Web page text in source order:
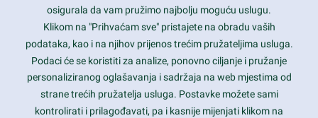
Latest trends and much more...
Contact Info
1600 Amphitheatre Parkway, Mountain View, CA 94043
osigurala da vam pružimo najbolju moguću uslugu.
Klikom na "Prihvaćam sve" pristajete na obradu vaših
podataka, kao i na njihov prijenos trećim pružateljima usluga.
Podaci će se koristiti za analize, ponovno ciljanje i pružanje
personaliziranog oglašavanja i sadržaja na web mjestima od
strane trećih pružatelja usluga. Postavke možete sami
kontrolirati i prilagođavati, pa i kasnije mijenjati klikom na